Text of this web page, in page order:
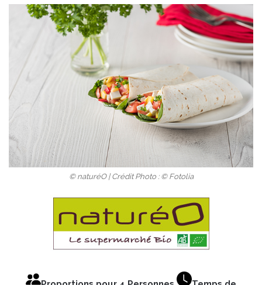
© naturéO | Crédit Photo : © Fotolia